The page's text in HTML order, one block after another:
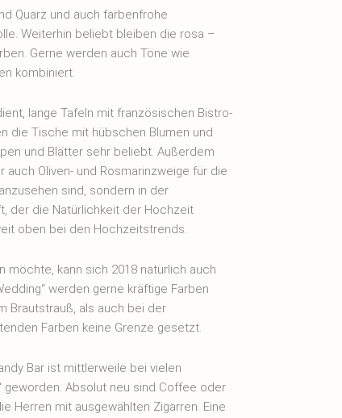
Quarz und auch farbenfrohe
Weiterhin beliebt bleiben die rosa –
Gerne werden auch Töne wie
kombiniert.
lange Tafeln mit französischen Bistro-
die Tische mit hübschen Blumen und
und Blätter sehr beliebt. Außerdem
Oliven- und Rosmarinzweige für die
sind, sondern in der
der die Natürlichkeit der Hochzeit
oben bei den Hochzeitstrends.
möchte, kann sich 2018 natürlich auch
werden gerne kräftige Farben
Brautstrauß, als auch bei der
Farben keine Grenze gesetzt.
Bar ist mittlerweile bei vielen
geworden. Absolut neu sind Coffee oder
Herren mit ausgewählten Zigarren. Eine